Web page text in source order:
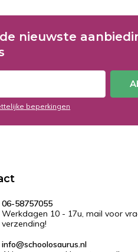
nieuwste
beperkingen
06-58757055
Werkdagen 10 - 17u, mail voor
verzending!
info@schoolosaurus.nl